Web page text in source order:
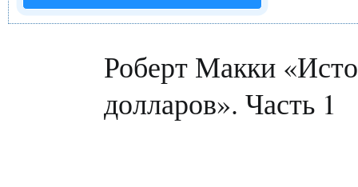
Роберт Макки
долларов». Часть 1